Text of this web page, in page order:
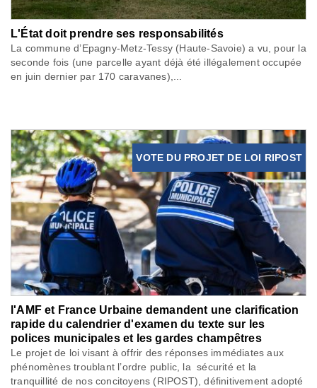
L'État doit prendre ses responsabilités
La commune d’Epagny-Metz-Tessy (Haute-Savoie) a vu, pour la
seconde fois (une parcelle ayant déjà été illégalement occupée
en juin dernier par 170 caravanes),...
VOTE DU PROJET DE LOI RIPOST
l'AMF et France Urbaine demandent une clarification
rapide du calendrier d'examen du texte sur les
polices municipales et les gardes champêtres
Le projet de loi visant à offrir des réponses immédiates aux
phénomènes troublant l’ordre public, la sécurité et la
tranquillité de nos concitoyens (RIPOST), définitivement adopté